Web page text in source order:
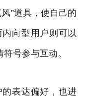
”道具，使自己的
向型用户则可以
号参与互动。
表达偏好，也进